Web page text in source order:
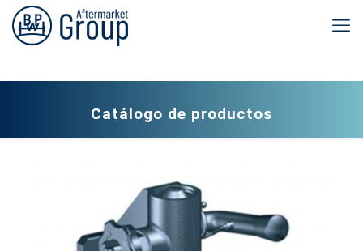
Catálogo de productos